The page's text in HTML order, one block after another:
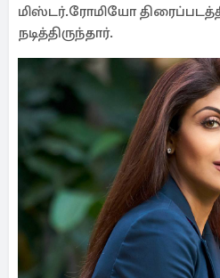
மிஸ்டர்.ரோமியோ
நடித்திருந்தார்.